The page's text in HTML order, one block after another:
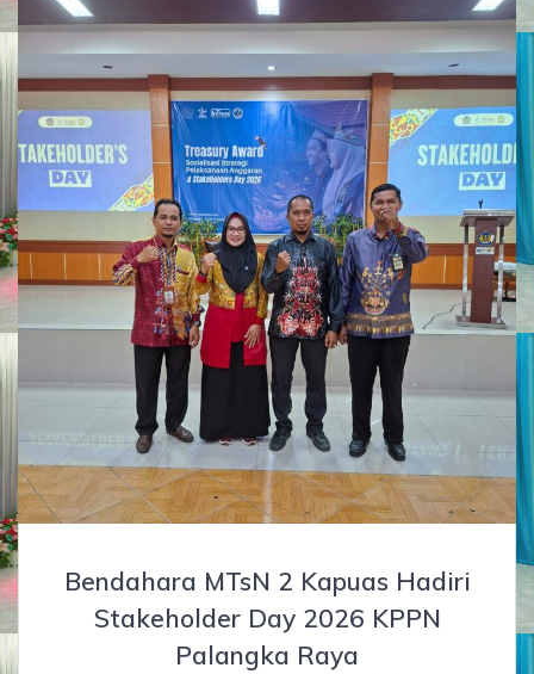
Bendahara MTsN 2 Kapuas Hadiri
Stakeholder Day 2026 KPPN
Palangka Raya